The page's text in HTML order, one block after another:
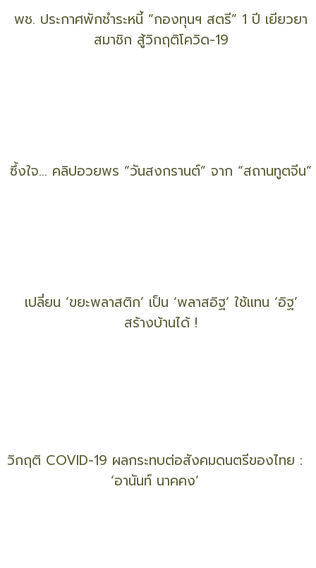
เร่งสปีดเต็มพลัง !!! “ปลูกผักสวนครัว” สานพลังทั่วไทย
สู้ภัยโควิด-19
‘กินเปลี่ยนโลก’ รวม LINK แหล่งผลิตเมล็ดพันธุ์ ‘ผักพื้น
พช. ประกาศพักชำระหนี้ “กองทุนฯ สตรี” 1 ปี เยียวยา
ซึ้งใจ... คลิปอวยพร “วันสงกรานต์” จาก “สถานทูตจีน”